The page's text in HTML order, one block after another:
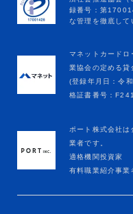
マネットカードロ
業協会の定める貸
(登録年月日：令
格証書番号：
ポート株式会社
業者です。
適格機関投資家
有料職業紹介事